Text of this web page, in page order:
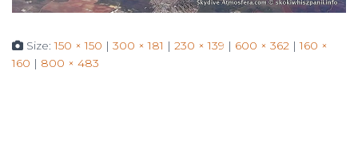
Size:150 × 150 | 300 × 181 | 230 × 139 | 600 × 362 | 160 ×
160 | 800 × 483